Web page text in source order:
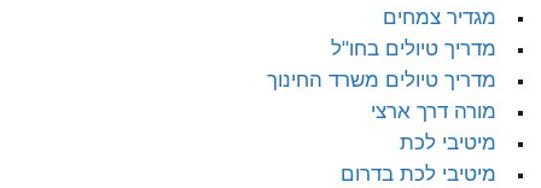
מגדיר צמחים
מדריך טיולים בחו"ל
מדריך טיולים משרד החינוך
מורה דרך ארצי
מיטיבי לכת
מיטיבי לכת בדרום